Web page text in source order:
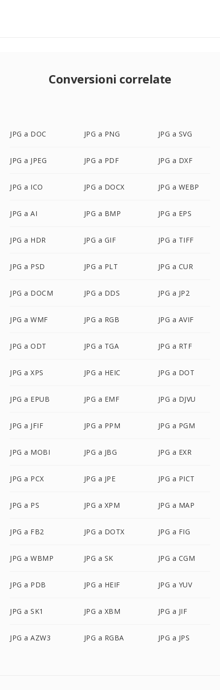
Conversioni correlate
JPG a DOC JPG a PNG JPG a SVG
JPG a JPEG JPG a PDF JPG a DXF
JPG a ICO JPG a DOCX JPG a WEBP
JPG a AI JPG a BMP JPG a EPS
JPG a HDR JPG a GIF JPG a TIFF
JPG a PSD JPG a PLT JPG a CUR
JPG a DOCM JPG a DDS JPG a JP2
JPG a WMF JPG a RGB JPG a AVIF
JPG a ODT JPG a TGA JPG a RTF
JPG a XPS JPG a HEIC JPG a DOT
JPG a EPUB JPG a EMF JPG a DJVU
JPG a JFIF JPG a PPM JPG a PGM
JPG a MOBI JPG a JBG JPG a EXR
JPG a PCX JPG a JPE JPG a PICT
JPG a PS JPG a XPM JPG a MAP
JPG a FB2 JPG a DOTX JPG a FIG
JPG a WBMP JPG a SK JPG a CGM
JPG a PDB JPG a HEIF JPG a YUV
JPG a SK1 JPG a XBM JPG a JIF
JPG a AZW3 JPG a RGBA JPG a JPS